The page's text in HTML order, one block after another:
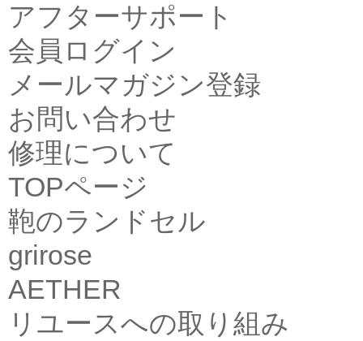
アフターサポート
会員ログイン
メールマガジン登録
お問い合わせ
修理について
TOPページ
鞄のランドセル
grirose
AETHER
リユースへの取り組み